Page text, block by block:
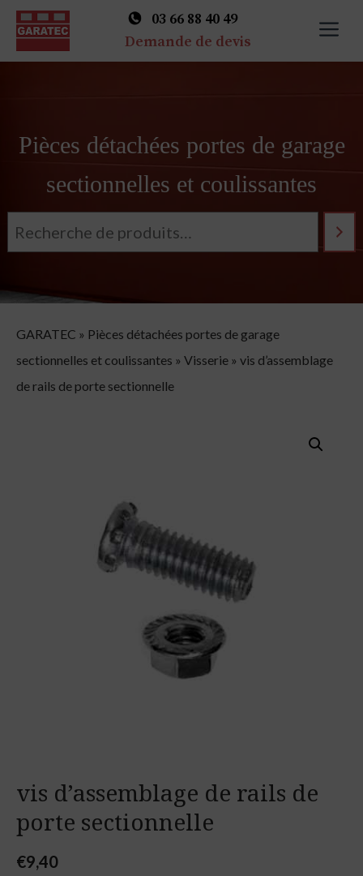
03 66 88 40 49
Demande de devis
Pièces détachées portes de garage
sectionnelles et coulissantes
GARATEC » Pièces détachées portes de garage
sectionnelles et coulissantes » Visserie » vis d’assemblage
de rails de porte sectionnelle
vis d’assemblage de rails de
porte sectionnelle
€9,40